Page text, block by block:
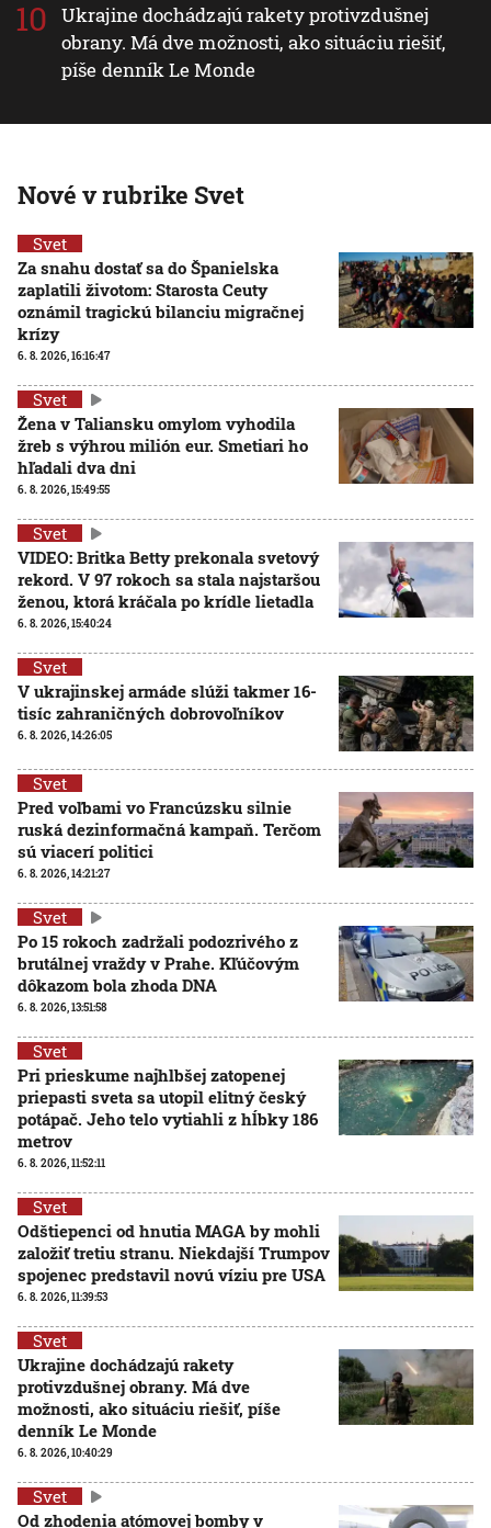
Ukrajine dochádzajú rakety protivzdušnej
obrany. Má dve možnosti, ako situáciu riešiť,
píše denník Le Monde
Nové v rubrike Svet
Svet
Za snahu dostať sa do Španielska
zaplatili životom: Starosta Ceuty
oznámil tragickú bilanciu migračnej
krízy
6. 8. 2026, 16:16:47
Svet
Žena v Taliansku omylom vyhodila
žreb s výhrou milión eur. Smetiari ho
hľadali dva dni
6. 8. 2026, 15:49:55
Svet
VIDEO: Britka Betty prekonala svetový
rekord. V 97 rokoch sa stala najstaršou
ženou, ktorá kráčala po krídle lietadla
6. 8. 2026, 15:40:24
Svet
V ukrajinskej armáde slúži takmer 16-
tisíc zahraničných dobrovoľníkov
6. 8. 2026, 14:26:05
Svet
Pred voľbami vo Francúzsku silnie
ruská dezinformačná kampaň. Terčom
sú viacerí politici
6. 8. 2026, 14:21:27
Svet
Po 15 rokoch zadržali podozrivého z
brutálnej vraždy v Prahe. Kľúčovým
dôkazom bola zhoda DNA
6. 8. 2026, 13:51:58
Svet
Pri prieskume najhlbšej zatopenej
priepasti sveta sa utopil elitný český
potápač. Jeho telo vytiahli z hĺbky 186
metrov
6. 8. 2026, 11:52:11
Svet
Odštiepenci od hnutia MAGA by mohli
založiť tretiu stranu. Niekdajší Trumpov
spojenec predstavil novú víziu pre USA
6. 8. 2026, 11:39:53
Svet
Ukrajine dochádzajú rakety
protivzdušnej obrany. Má dve
možnosti, ako situáciu riešiť, píše
denník Le Monde
6. 8. 2026, 10:40:29
Svet
Od zhodenia atómovej bomby v